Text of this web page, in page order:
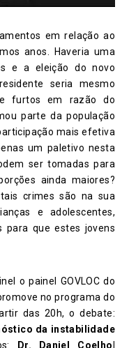
em relação ao
anos. Haveria uma
e a eleição do novo
seria mesmo
furtos em razão do
parte da população
mais efetiva
um paletivo nesta
ser tomadas para
ainda maiores?
crimes são na sua
e adolescentes,
para que estes jovens
o painel GOVLOC do
no programa do
das 20h, o debate:
da instabilidade
Dr. Daniel Coelho